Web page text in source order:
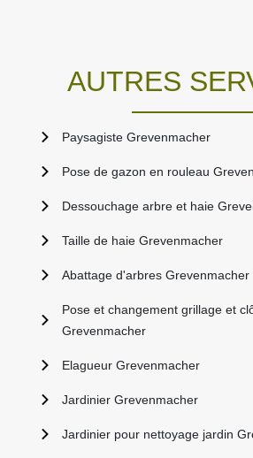
AUTRES
Paysagiste Grevenmacher
Pose de gazon en rouleau
Dessouchage arbre et haie
Taille de haie Grevenmacher
Abattage d'arbres Grevenmacher
Pose et changement grillage et
Grevenmacher
Elagueur Grevenmacher
Jardinier Grevenmacher
Jardinier pour nettoyage jardin